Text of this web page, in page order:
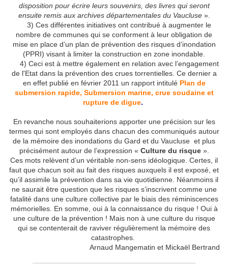
disposition pour écrire leurs souvenirs, des livres qui seront
ensuite remis aux archives départementales du Vaucluse».
3) Ces différentes initiatives ont contribué à augmenter le
nombre de communes qui se conforment à leur obligation de
mise en place d’un plan de prévention des risques d’inondation
(PPRI) visant à limiter la construction en zone inondable.
4) Ceci est à mettre également en relation avec l’engagement
de l'Etat dans la prévention des crues torrentielles. Ce dernier a
en effet publié en février 2011 un rapport intitulé Plan de
submersion rapide, Submersion marine, crue soudaine et
rupture de digue.
En revanche nous souhaiterions apporter une précision sur les
termes qui sont employés dans chacun des communiqués autour
de la mémoire des inondations du Gard et du Vaucluse et plus
précisément autour de l’expression « Culture du risque».
Ces mots relèvent d’un véritable non-sens idéologique. Certes, il
faut que chacun soit au fait des risques auxquels il est exposé, et
qu’il assimile la prévention dans sa vie quotidienne. Néanmoins il
ne saurait être question que les risques s’inscrivent comme une
fatalité dans une culture collective par le biais des réminiscences
mémorielles. En somme, oui à la connaissance du risque ! Oui à
une culture de la prévention ! Mais non à une culture du risque
qui se contenterait de raviver régulièrement la mémoire des
catastrophes.
Arnaud Mangematin et Mickaël Bertrand